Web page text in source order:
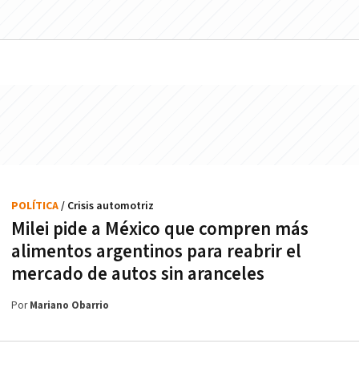
Milei pide a México que compren más
alimentos argentinos para reabrir el
mercado de autos sin aranceles
POLÍTICA/ Crisis automotriz
PorMariano Obarrio